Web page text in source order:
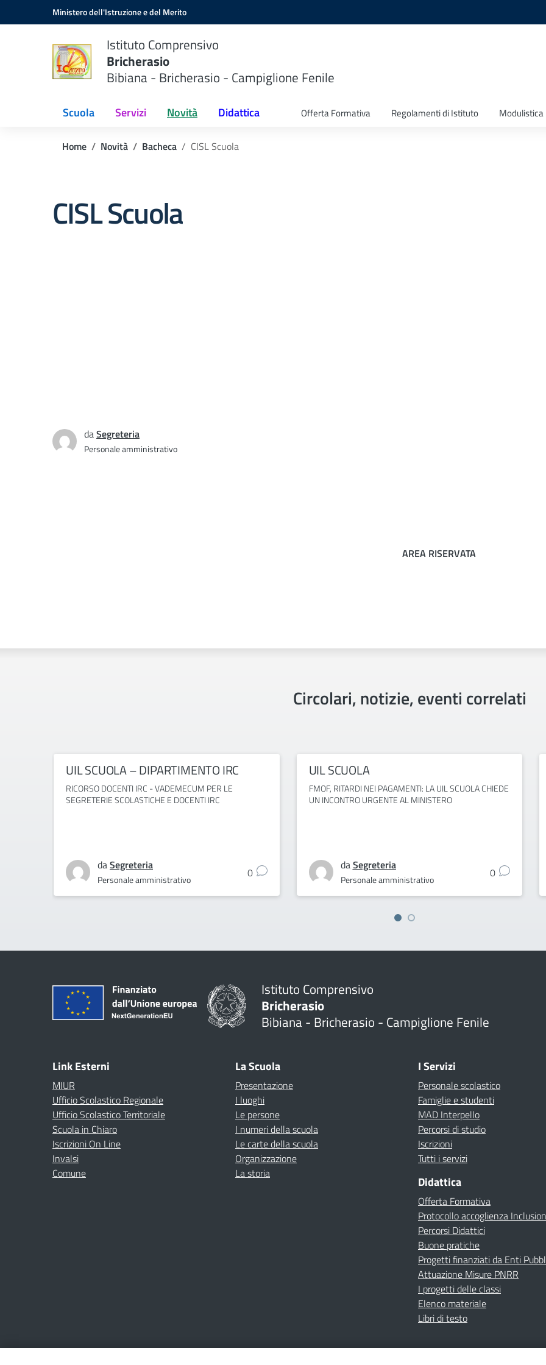
Vai ai contenuti
Vai al menu di navigazioneMinistero dell'Istruzione e del Merito
Istituto Comprensivo
Bricherasio
Bibiana - Bricherasio - Campiglione Fenile
Scuola Servizi Novità Didattica Offerta Formativa Regolamenti di Istituto Modulistica
Home Novità Bacheca CISL Scuola
CISL Scuola
daSegreteria
Personale amministrativo
AREA RISERVATA
Circolari, notizie, eventi correlati
UIL SCUOLA – DIPARTIMENTO IRC
RICORSO DOCENTI IRC - VADEMECUM PER LE
SEGRETERIE SCOLASTICHE E DOCENTI IRC
daSegreteria
Personale amministrativo 0
UIL SCUOLA
FMOF, RITARDI NEI PAGAMENTI: LA UIL SCUOLA CHIEDE
UN INCONTRO URGENTE AL MINISTERO
daSegreteria
Personale amministrativo 0
Istituto Comprensivo
Bricherasio
Bibiana - Bricherasio - Campiglione Fenile
Link Esterni
MIUR
Ufficio Scolastico Regionale
Ufficio Scolastico Territoriale
Scuola in Chiaro
Iscrizioni On Line
Invalsi
Comune
La Scuola
Presentazione
I luoghi
Le persone
I numeri della scuola
Le carte della scuola
Organizzazione
La storia
I Servizi
Personale scolastico
Famiglie e studenti
MAD Interpello
Percorsi di studio
Iscrizioni
Tutti i servizi
Didattica
Offerta Formativa
Protocollo accoglienza
Percorsi Didattici
Buone pratiche
Progetti finanziati da Enti
Attuazione Misure PNRR
I progetti delle classi
Elenco materiale
Libri di testo
Amministrazione TrasparenteAlbo onlinePrivacy PolicyDichiarazione di accessibilitàContattiNote Legali